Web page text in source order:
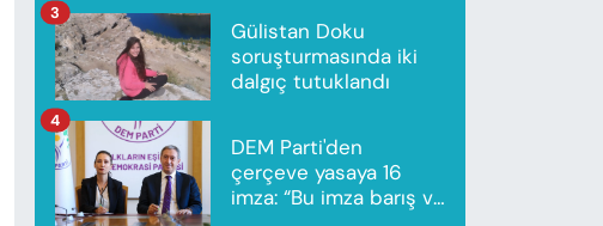
Gülistan Doku
soruşturmasında iki
dalgıç tutuklandı
3
DEM Parti'den
çerçeve yasaya 16
imza: “Bu imza barış ve
4